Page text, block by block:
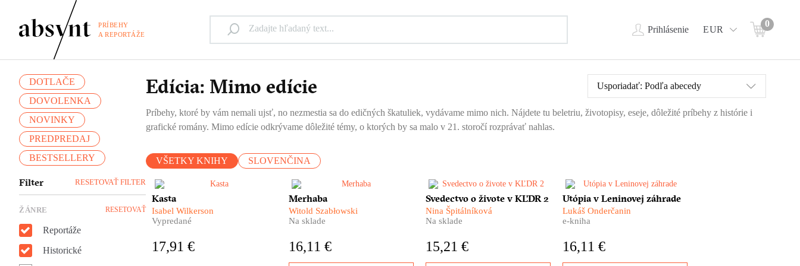
PRÍBEHY
A REPORTÁŽE
Prihlásenie EUR
0
DOTLAČE
DOVOLENKA
NOVINKY
PREDPREDAJ
BESTSELLERY
Filter RESETOVAŤ FILTER
ŽÁNRE RESETOVAŤ
Reportáže
Historické
Edícia: Mimo edície
Príbehy, ktoré by vám nemali ujsť, no nezmestia sa do edičných škatuliek, vydávame mimo nich. Nájdete tu beletriu, životopisy, eseje, dôležité príbehy z histórie i
grafické romány. Mimo edície odkrývame dôležité témy, o ktorých by sa malo v 21. storočí rozprávať nahlas.
VŠETKY KNIHY SLOVENČINA
Usporiadať: Podľa abecedy
Kasta je nálepka, ktorá hovorí,
ako máme s človekom
zaobchádzať.
Kasta
Isabel Wilkerson
Vypredané
17,91 €
​Niečo na tom Turecku asi bude,
inak by na jeho pláže
nesmerovali desaťtisíce
v kufri nemala chýbať kniha
Merhaba
Witold Szabłowski
Na sklade
16,11 €
Čo vám evokuje Severná
Kórea? Ostnatý drôt
pracovných táborov? Úsmevy
vodcov? To všetko letmo
Svedectvo o živote v KĽDR 2
Nina Špitálníková
Na sklade
15,21 €
Nie je to žiadna fatamorgána –
pred očami sa im skutočne
črtajú obrysy vysnívaného raja.
vyrážajú za volaním svojho
Utópia v Leninovej záhrade
Lukáš Onderčanin
e-kniha
16,11 €